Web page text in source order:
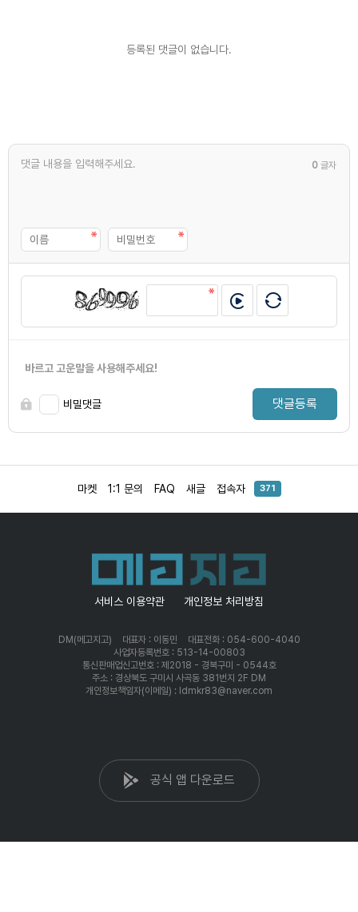
등록된 댓글이 없습니다.
0 글자
바르고 고운말을 사용해주세요!
비밀댓글 댓글등록
마켓 1:1 문의 FAQ 새글 접속자 371
서비스 이용약관 개인정보 처리방침
DM(메고지고) 대표자 : 이동민
대표전화 : 054-600-4040
사업자등록번호 : 513-14-00803
통신판매업신고번호 : 제2018 - 경북구미 - 0544호
주소 : 경상북도 구미시 사곡동 381번지 2F DM
개인정보책임자(이메일) : ldmkr83@naver.com
공식 앱 다운로드